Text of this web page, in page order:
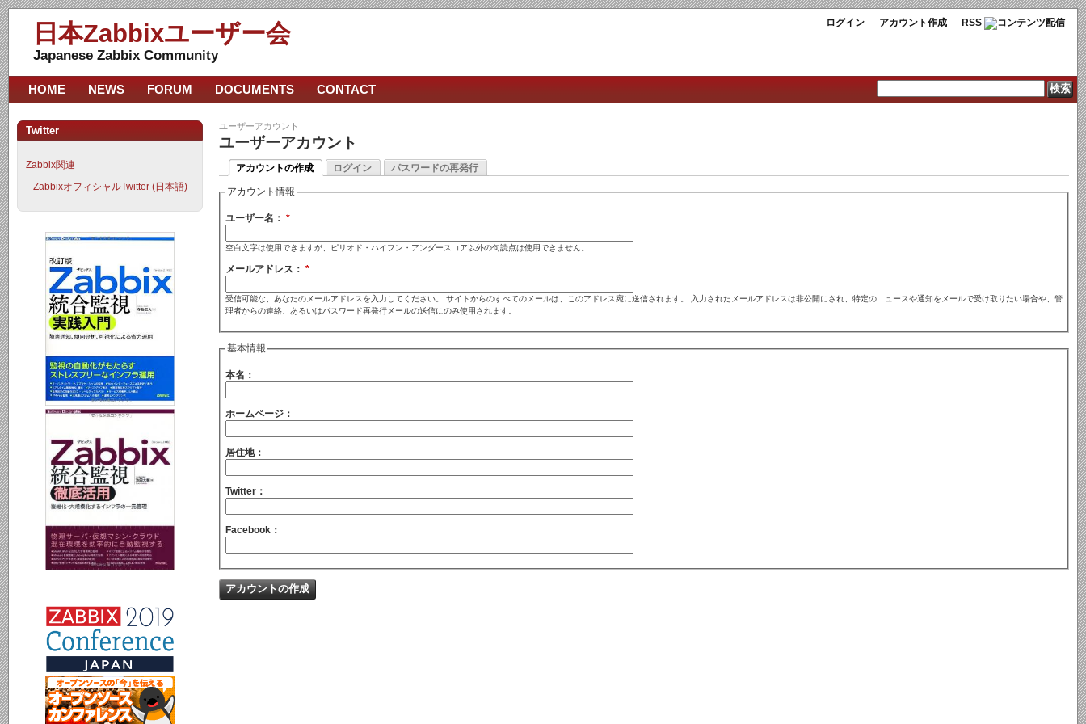
ログイン アカウント作成 RSS
日本Zabbixユーザー会
Japanese Zabbix Community
ユーザーアカウント
ユーザーアカウント
アカウントの作成 ログイン パスワードの再発行
アカウント情報
ユーザー名： *
空白文字は使用できますが、ピリオド・ハイフン・アンダースコア以外の句読点は使用できません。
メールアドレス： *
受信可能な、あなたのメールアドレスを入力してください。 サイトからのすべてのメールは、このアドレス宛に送信されます。 入力されたメールアドレスは非公開にされ、特定のニュースや通知をメールで受け取りたい場合や、管
理者からの連絡、あるいはパスワード再発行メールの送信にのみ使用されます。
基本情報
本名：
ホームページ：
居住地：
Twitter：
Facebook：
HOME NEWS FORUM DOCUMENTS CONTACT
Twitter
Zabbix関連
ZabbixオフィシャルTwitter (日本語)